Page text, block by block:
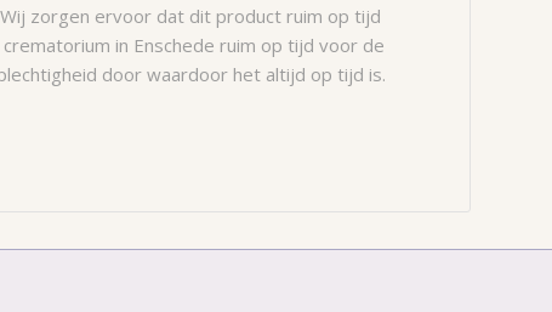
zorgen ervoor dat dit product ruim op tijd
in Enschede ruim op tijd voor de
door waardoor het altijd op tijd is.